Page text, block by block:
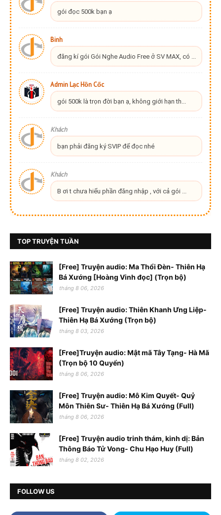
gói đọc 500k bạn ạ
Binh
đăng kí gói Gói Nghe Audio Free ở SV MAX, có ...
Admin Lạc Hồn Cốc
gói 500k là trọn đời bạn ạ, không giới hạn th...
Khách
bạn phải đăng ký SVIP để đọc nhé
Khách
B ơi t chưa hiểu phần đăng nhập , với cả gói ...
TOP TRUYỆN TUẦN
[Free] Truyện audio: Ma Thổi Đèn- Thiên Hạ
Bá Xướng [Hoàng Vinh đọc] (Trọn bộ)
tháng 8 06, 2026
[Free] Truyện audio: Thiên Khanh Ưng Liệp-
Thiên Hạ Bá Xướng (Trọn bộ)
tháng 8 03, 2026
[Free]Truyện audio: Mật mã Tây Tạng- Hà Mã
(Trọn bộ 10 Quyển)
tháng 8 06, 2026
[Free] Truyện audio: Mô Kim Quyết- Quỷ
Môn Thiên Sư- Thiên Hạ Bá Xướng (Full)
tháng 8 06, 2026
[Free] Truyện audio trinh thám, kinh dị: Bản
Thông Báo Tử Vong- Chu Hạo Huy (Full)
tháng 8 02, 2026
FOLLOW US